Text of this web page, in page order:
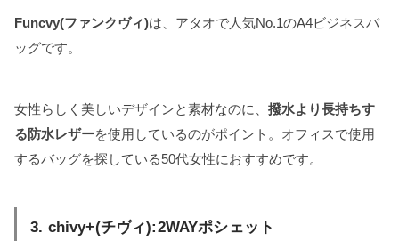
Funcvy(ファンクヴィ)は、アタオで人気No.1のA4ビジネスバ
ッグです。
女性らしく美しいデザインと素材なのに、 撥水より長持ちす
る防水レザーを使用しているのがポイント。オフィスで使用
するバッグを探している50代女性におすすめです。
3. chivy+(チヴィ):2WAYポシェット